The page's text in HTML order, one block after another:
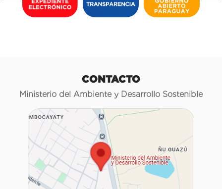
CONTACTO
Ministerio del Ambiente y Desarrollo Sostenible